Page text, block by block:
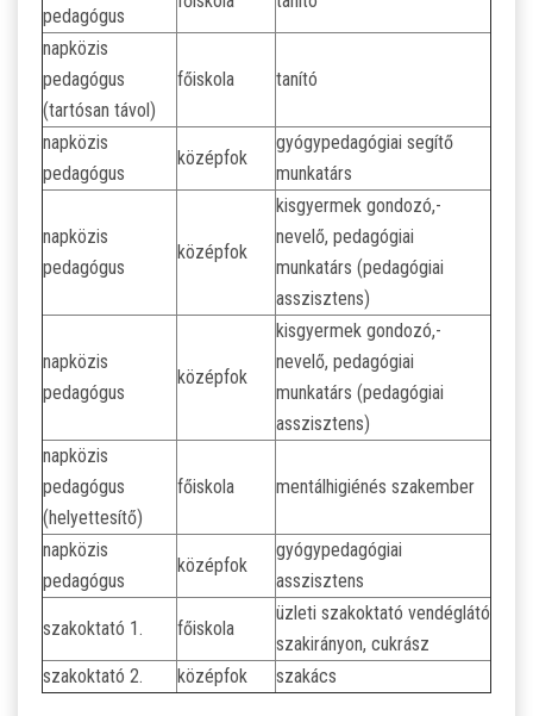
pedagógus
napközis
pedagógus
(tartósan távol)
főiskola tanító
napközis
pedagógus
középfok
gyógypedagógiai segítő
munkatárs
napközis
pedagógus
középfok
kisgyermek gondozó,-
nevelő, pedagógiai
munkatárs (pedagógiai
asszisztens)
napközis
pedagógus
középfok
kisgyermek gondozó,-
nevelő, pedagógiai
munkatárs (pedagógiai
asszisztens)
napközis
pedagógus
(helyettesítő)
főiskola mentálhigiénés szakember
napközis
pedagógus
középfok
gyógypedagógiai
asszisztens
szakoktató 1. főiskola
üzleti szakoktató vendéglátó
szakirányon, cukrász
szakoktató 2.
középfok szakács